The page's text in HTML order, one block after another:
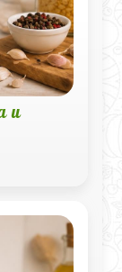
и